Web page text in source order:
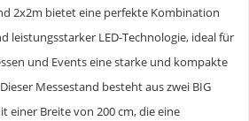
2x2m bietet eine perfekte Kombination
leistungsstarker LED-Technologie, ideal für
und Events eine starke und kompakte
Messestand besteht aus zwei BIG
einer Breite von 200 cm, die eine